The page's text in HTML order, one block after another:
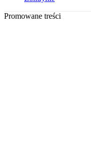
Promowane treści